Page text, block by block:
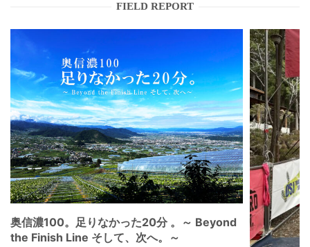
FIELD REPORT
奥信濃100。足りなかった20分 。～ Beyond
the Finish Line そして、次へ。～